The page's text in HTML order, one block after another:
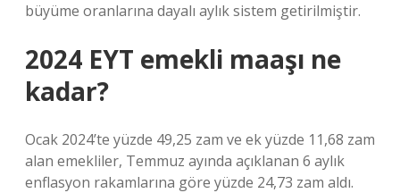
büyüme oranlarına dayalı aylık sistem getirilmiştir.
2024 EYT emekli maaşı ne
kadar?
Ocak 2024’te yüzde 49,25 zam ve ek yüzde 11,68 zam
alan emekliler, Temmuz ayında açıklanan 6 aylık
enflasyon rakamlarına göre yüzde 24,73 zam aldı.